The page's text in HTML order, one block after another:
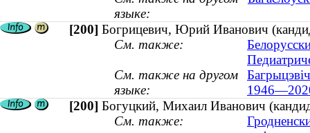
языке:
[200] Богрицевич, Юрий Иванович
См. также:
См. также на другом
языке:
[200] Богуцкий, Михаил Иванович
См. также: